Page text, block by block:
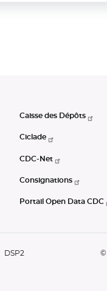
Caisse des Dépôts
Ciclade
CDC-Net
Consignations
Portail Open Data CDC
DSP2
©